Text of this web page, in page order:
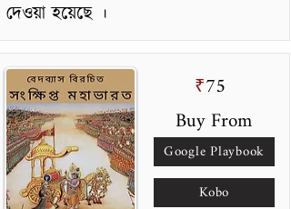
দেওয়া হয়েছে ।
₹75
Buy From
Google Playbook
Kobo